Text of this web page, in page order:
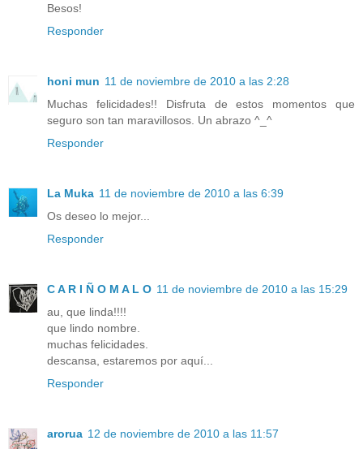
Besos!
Responder
honi mun 11 de noviembre de 2010 a las 2:28
Muchas felicidades!! Disfruta de estos momentos que
seguro son tan maravillosos. Un abrazo ^_^
Responder
La Muka 11 de noviembre de 2010 a las 6:39
Os deseo lo mejor...
Responder
C A R I Ñ O M A L O 11 de noviembre de 2010 a las 15:29
au, que linda!!!!
que lindo nombre.
muchas felicidades.
descansa, estaremos por aquí...
Responder
arorua 12 de noviembre de 2010 a las 11:57